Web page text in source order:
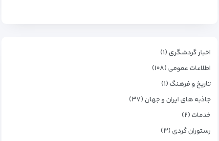
اخبار گردشگری (۱)
اطلاعات عمومی (۱۰۸)
تاریخ و فرهنگ (۱)
جاذبه های ایران و جهان (۳۷)
خدمات (۲)
رستوران گردی (۳)